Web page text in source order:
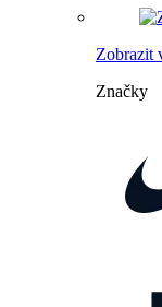
Zobrazit
Značky